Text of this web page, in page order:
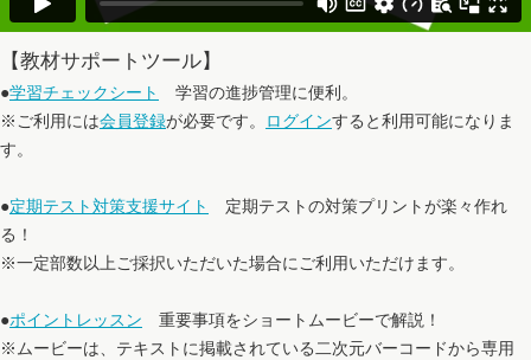
【教材サポートツール】
●学習チェックシート
学習の進捗管理に便利。
※ご利用には会員登録が必要です。 ログインすると利用可能になりま
す。
●定期テスト対策支援サイト
定期テストの対策プリントが楽々作れ
る！
※一定部数以上ご採択いただいた場合にご利用いただけます。
●ポイントレッスン 重要事項をショートムービーで解説！
※ムービーは、テキストに掲載されている二次元バーコードから専用